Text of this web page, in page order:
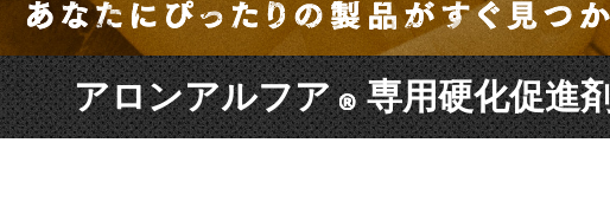
アロンアルフア 専用硬化促進